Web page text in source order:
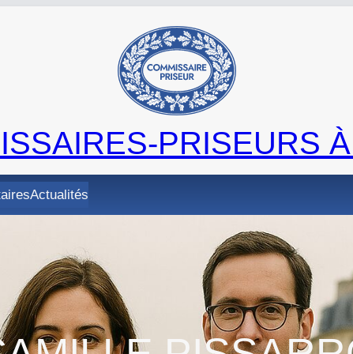
PRISEURS
Actualités